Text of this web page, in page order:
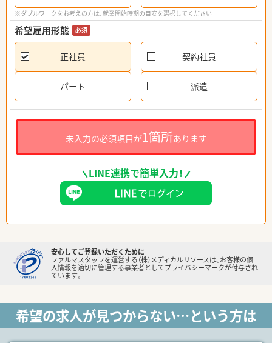
※ダブルワークをお考えの方は、就業開始時期の目安を選択してください
希望雇用形態 必須
正社員 契約社員
パート 派遣
未入力の必須項目が1箇所あります
LINE連携で簡単入力！
安心してご登録いただくために
ファルマスタッフを運営する（株）メディカルリソースは、お客様の個
人情報を適切に管理する事業者としてプライバシーマークが付与され
ています。
希望の求人が見つからない…という方は